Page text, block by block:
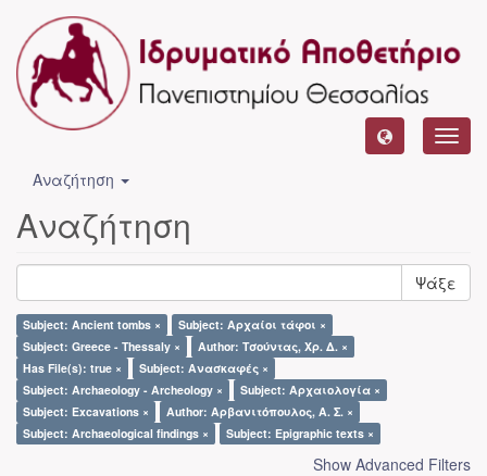
Αναζήτηση
Αναζήτηση
Ψάξε
Subject: Ancient tombs ×
Subject: Αρχαίοι τάφοι ×
Subject: Greece - Thessaly ×
Author: Τσούντας, Χρ. Δ. ×
Has File(s): true ×
Subject: Ανασκαφές ×
Subject: Archaeology - Archeology ×
Subject: Αρχαιολογία ×
Subject: Excavations ×
Author: Αρβανιτόπουλος, Α. Σ. ×
Subject: Archaeological findings ×
Subject: Epigraphic texts ×
Show Advanced Filters